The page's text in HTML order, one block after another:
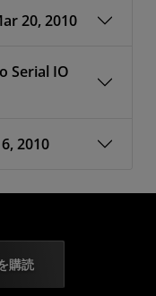
20, 2010
Serial IO
2010
購読